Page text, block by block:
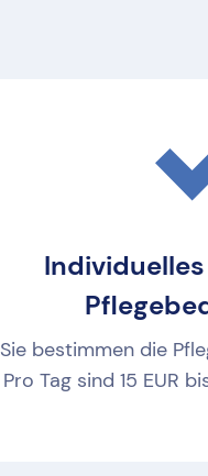
Sie bestimmen die
Pro Tag sind 15 EUR